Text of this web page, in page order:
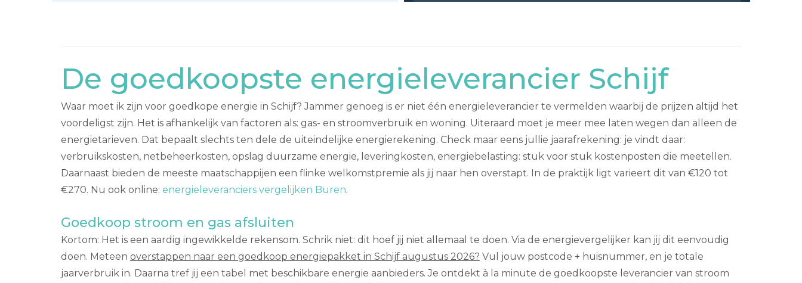
De goedkoopste energieleverancier Schijf
Waar moet ik zijn voor goedkope energie in Schijf? Jammer genoeg is er niet één energieleverancier te vermelden waarbij de prijzen altijd het
voordeligst zijn. Het is afhankelijk van factoren als: gas- en stroomverbruik en woning. Uiteraard moet je meer mee laten wegen dan alleen de
energietarieven. Dat bepaalt slechts ten dele de uiteindelijke energierekening. Check maar eens jullie jaarafrekening: je vindt daar:
verbruikskosten, netbeheerkosten, opslag duurzame energie, leveringkosten, energiebelasting: stuk voor stuk kostenposten die meetellen.
Daarnaast bieden de meeste maatschappijen een flinke welkomstpremie als jij naar hen overstapt. In de praktijk ligt varieert dit van €120 tot
€270. Nu ook online: energieleveranciers vergelijken Buren.
Goedkoop stroom en gas afsluiten
Kortom: Het is een aardig ingewikkelde rekensom. Schrik niet: dit hoef jij niet allemaal te doen. Via de energievergelijker kan jij dit eenvoudig
doen. Meteen overstappen naar een goedkoop energiepakket in Schijf augustus 2026? Vul jouw postcode + huisnummer, en je totale
jaarverbruik in. Daarna tref jij een tabel met beschikbare energie aanbieders. Je ontdekt à la minute de goedkoopste leverancier van stroom